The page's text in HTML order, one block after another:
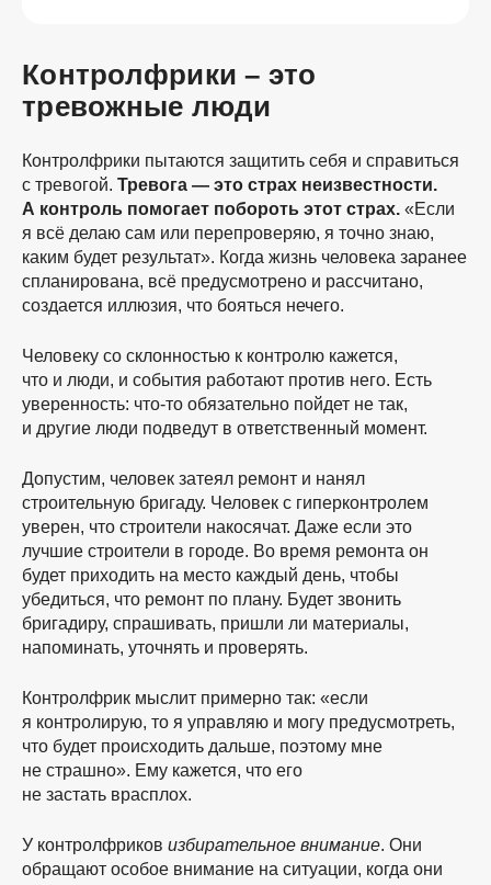
Контролфрики – это
тревожные люди
Контролфрики пытаются защитить себя и справиться
с тревогой. Тревога — это страх неизвестности.
А контроль помогает побороть этот страх. «Если
я всё делаю сам или перепроверяю, я точно знаю,
каким будет результат». Когда жизнь человека заранее
спланирована, всё предусмотрено и рассчитано,
создается иллюзия, что бояться нечего.
Человеку со склонностью к контролю кажется,
что и люди, и события работают против него. Есть
уверенность: что-то обязательно пойдет не так,
и другие люди подведут в ответственный момент.
Допустим, человек затеял ремонт и нанял
строительную бригаду. Человек с гиперконтролем
уверен, что строители накосячат. Даже если это
лучшие строители в городе. Во время ремонта он
будет приходить на место каждый день, чтобы
убедиться, что ремонт по плану. Будет звонить
бригадиру, спрашивать, пришли ли материалы,
напоминать, уточнять и проверять.
Контролфрик мыслит примерно так: «если
я контролирую, то я управляю и могу предусмотреть,
что будет происходить дальше, поэтому мне
не страшно». Ему кажется, что его
не застать врасплох.
У контролфриков избирательное внимание. Они
обращают особое внимание на ситуации, когда они